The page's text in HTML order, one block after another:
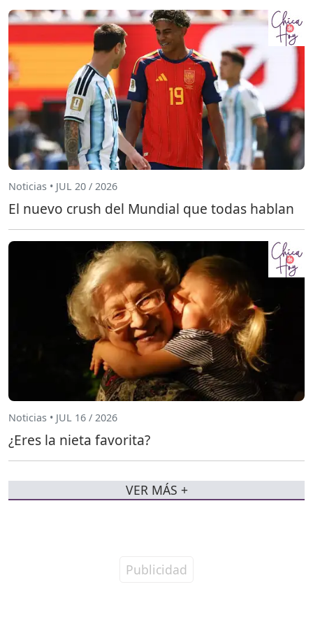
Noticias • JUL 20 / 2026
El nuevo crush del Mundial que todas hablan
Noticias • JUL 16 / 2026
¿Eres la nieta favorita?
VER MÁS +